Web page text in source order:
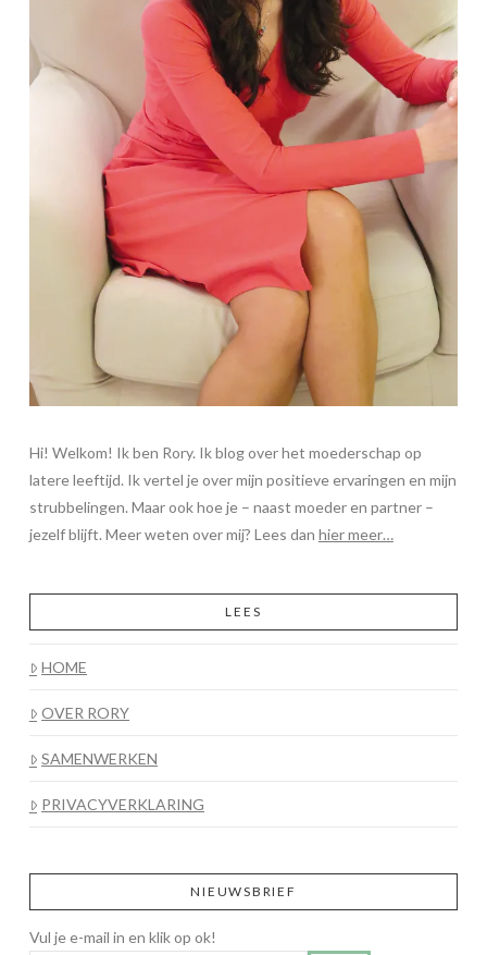
Hi! Welkom! Ik ben Rory. Ik blog over het moederschap op
latere leeftijd. Ik vertel je over mijn positieve ervaringen en mijn
strubbelingen. Maar ook hoe je – naast moeder en partner –
jezelf blijft. Meer weten over mij? Lees dan hier meer…
LEES
HOME
OVER RORY
SAMENWERKEN
PRIVACYVERKLARING
NIEUWSBRIEF